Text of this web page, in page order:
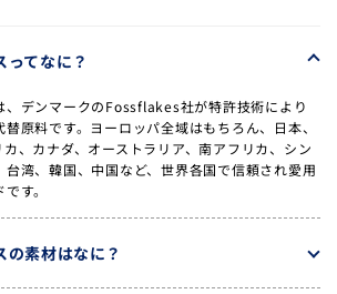
ってなに？
、デンマークのFossflakes社が特許技術により
原料です。ヨーロッパ全域はもちろん、日本、
、カナダ、オーストラリア、南アフリカ、シン
台湾、韓国、中国など、世界各国で信頼され愛用
す。
の素材はなに？